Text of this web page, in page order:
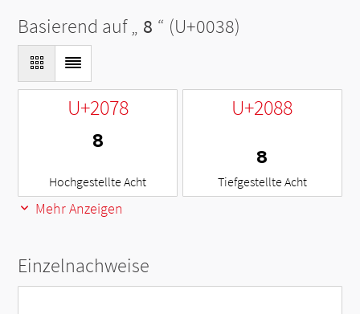
Basierend auf „ 8 “ (U+0038)
U+2078
⁸
Hochgestellte Acht
U+2088
₈
Tiefgestellte Acht
Mehr Anzeigen
Einzelnachweise